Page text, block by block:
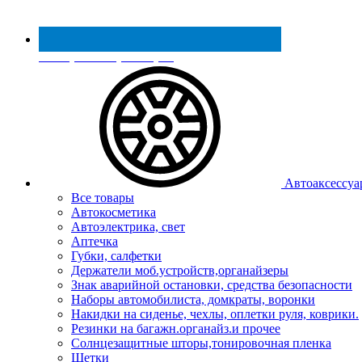
Реестр МинПромТорга
Все товары
Автокосметика
Автоэлектрика, свет
Аптечка
Губки, салфетки
Держатели моб.устройств,органайзеры
Знак аварийной остановки, средства безопасности
Наборы автомобилиста, домкраты, воронки
Накидки на сиденье, чехлы, оплетки руля, коврики.
Резинки на багажн.органайз.и прочее
Солнцезащитные шторы,тонировочная пленка
Щетки